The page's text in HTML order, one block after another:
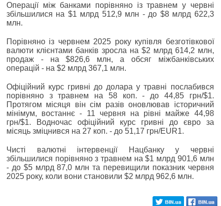
Операції між банками порівняно із травнем у червні
збільшилися на $1 млрд 512,9 млн - до $8 млрд 622,3
млн.
Порівняно із червнем 2025 року купівля безготівкової
валюти клієнтами банків зросла на $2 млрд 614,2 млн,
продаж - на $826,6 млн, а обсяг міжбанківських
операцій - на $2 млрд 367,1 млн.
Офіційний курс гривні до долара у травні послабився
порівняно з травнем на 58 коп. - до 44,85 грн/$1.
Протягом місяця він сім разів оновлював історичний
мінімум, востаннє - 11 червня на рівні майже 44,98
грн/$1. Водночас офіційний курс гривні до євро за
місяць зміцнився на 27 коп. - до 51,17 грн/EUR1.
Чисті валютні інтервенції Нацбанку у червні
збільшилися порівняно з травнем на $1 млрд 901,6 млн
- до $5 млрд 87,0 млн та перевищили показник червня
2025 року, коли вони становили $2 млрд 962,6 млн.